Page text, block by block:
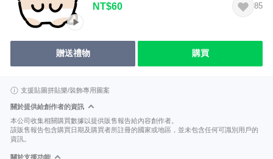
NT$60 85
贈送禮物 購買
支援貼圖拼貼樂/裝飾專用圖案
關於提供給創作者的資訊
本公司收集相關購買數據以提供販售報告給內容創作者。
該販售報告包含購買日期及購買者所註冊的國家或地區，並未包含任何可識別用戶的
資訊。
關於支援功能